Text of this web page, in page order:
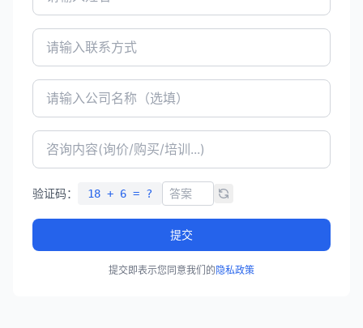
验证码： 18 + 6 = ?
提交
提交即表示您同意我们的隐私政策